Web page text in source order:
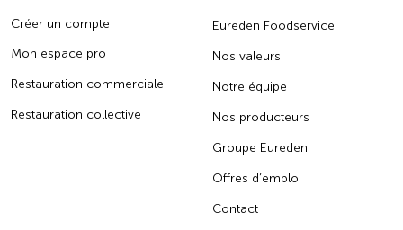
Créer un compte
Mon espace pro
Restauration commerciale
Restauration collective
Eureden Foodservice
Nos valeurs
Notre équipe
Nos producteurs
Groupe Eureden
Offres d’emploi
Contact